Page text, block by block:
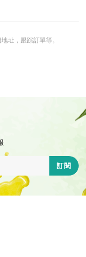
址，跟踪訂單等。
訂閱